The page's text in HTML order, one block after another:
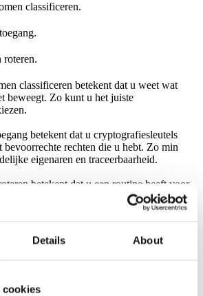
Details About
cookies
classificeren.
roteren.
classificeren betekent dat u weet wat
beweegt. Zo kunt u het juiste
betekent dat u cryptografiesleutels
bevoorrechte rechten die u hebt. Zo min
eigenaren en traceerbaarheid.
betekent dat u een routine heeft voor
en dat u test of het werkt. Net zoals
echt op slot kan.
sleutelkastje. Wanneer cryptografie